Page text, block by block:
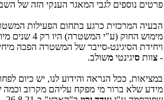
פרטים נוספים לגבי המאגר הענקי הזה של השב"כ,
הבעיה המרכזית כרגע בתחום הפעילות
מימוש החוק (ע"י המשטרה) היו רק 4 שנים מיום תחולת תוקף החוק הזה ב-2008. כלומר: החובה לדווח על חוק נתוני תקשורת
ויחידת הסיגינט-סייבר של המשטרה הפכה
- צוות סיגינטי משולב.
מידע שלא ברור מי מפקח עליהם מקרוב